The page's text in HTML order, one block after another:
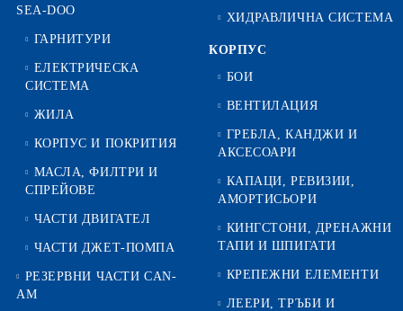
SEA-DOO
ГАРНИТУРИ
ЕЛЕКТРИЧЕСКА
СИСТЕМА
ЖИЛА
КОРПУС И ПОКРИТИЯ
МАСЛА, ФИЛТРИ И
СПРЕЙОВЕ
ЧАСТИ ДВИГАТЕЛ
ЧАСТИ ДЖЕТ-ПОМПА
РЕЗЕРВНИ ЧАСТИ CAN-
AM
ХИДРАВЛИЧНА СИСТЕМА
КОРПУС
БОИ
ВЕНТИЛАЦИЯ
ГРЕБЛА, КАНДЖИ И
АКСЕСОАРИ
КАПАЦИ, РЕВИЗИИ,
АМОРТИСЬОРИ
КИНГСТОНИ, ДРЕНАЖНИ
ТАПИ И ШПИГАТИ
КРЕПЕЖНИ ЕЛЕМЕНТИ
ЛЕЕРИ, ТРЪБИ И